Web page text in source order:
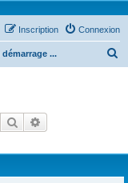
Connexion
Inscription
...
Rechercher